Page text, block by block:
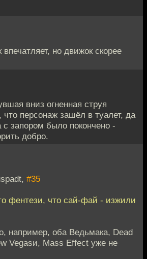
впечатляет, но движок скорее
вниз огненная струя
персонаж зашёл в туалет, да
с запором было покончено -
добро.
#35
фентези, что сай-фай - изжили
например, оба Ведьмака, Dead
Vegasи, Mass Effect уже не